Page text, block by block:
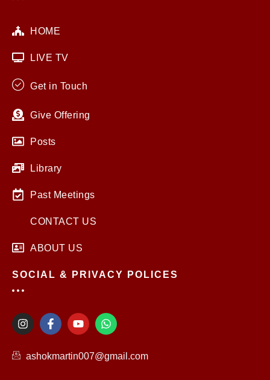
HOME
LIVE TV
Get in Touch
Give Offering
Posts
Library
Past Meetings
CONTACT US
ABOUT US
SOCIAL & PRIVACY POLICES
I
n
a
F
a
b
Y
o
t
u
W
h
s
ashokmartin007@gmail.com